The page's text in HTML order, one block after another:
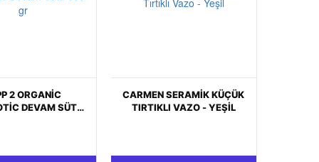
SERAMIK KÜÇÜK
VAZO - YEŞIL
PAŞABAHÇE AQUA
METALLIC 2'LI KUPA -